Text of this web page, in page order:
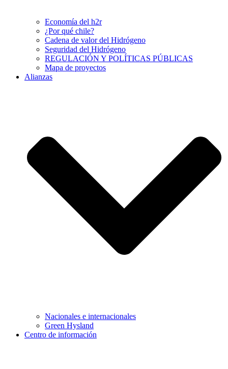
Economía del h2r
¿Por qué chile?
Cadena de valor del Hidrógeno
Seguridad del Hidrógeno
REGULACIÓN Y POLÍTICAS PÚBLICAS
Mapa de proyectos
Alianzas
Nacionales e internacionales
Green Hysland
Centro de información